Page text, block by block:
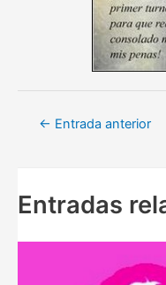
Navegación
← Entrada anterior
Entradas